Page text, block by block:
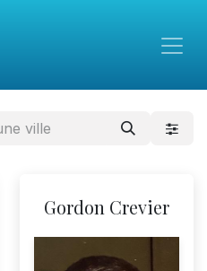
Gordon Crevier